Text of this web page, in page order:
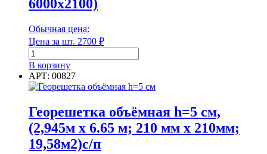
3
110мм
0,5
м
6000х2100)
Обычная цена:
Цена за шт. 2700 ₽
Количество
товара
Лист
сотовый
поликарбонат
Мультигрин
4,0
мм
(прозрачный,
6000х2100)
В корзину
АРТ: 00827
Георешетка объёмная h=5 см,
(2,945м х 6.65 м; 210 мм х 210мм;
19,58м2)с/п